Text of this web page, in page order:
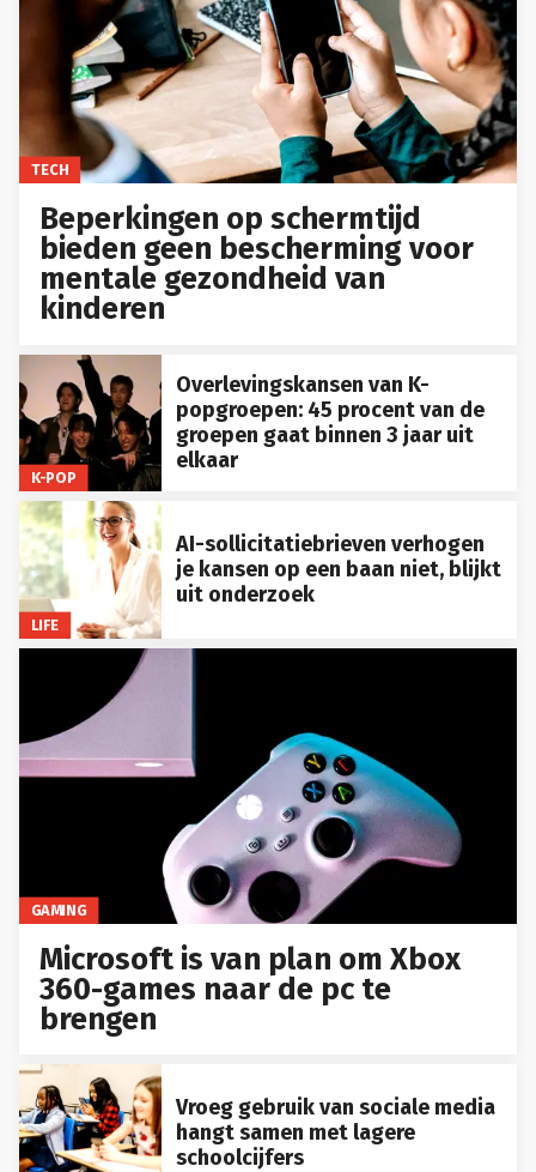
TECH
Beperkingen op schermtijd
bieden geen bescherming voor
mentale gezondheid van
kinderen
K-POP
Overlevingskansen van K-
popgroepen: 45 procent van de
groepen gaat binnen 3 jaar uit
elkaar
LIFE
AI-sollicitatiebrieven verhogen
je kansen op een baan niet, blijkt
uit onderzoek
GAMING
Microsoft is van plan om Xbox
360-games naar de pc te
brengen
Vroeg gebruik van sociale media
hangt samen met lagere
schoolcijfers